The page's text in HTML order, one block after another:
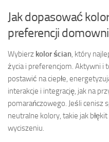
Jak dopasować
preferencji
Wybierz kolor ścian , który
życia i preferencjom. Aktywni i
postawić na ciepłe,
interakcje i integrację, jak na
pomarańczowego. Jeśli cenisz
neutralne kolory, takie jak
wyciszeniu.